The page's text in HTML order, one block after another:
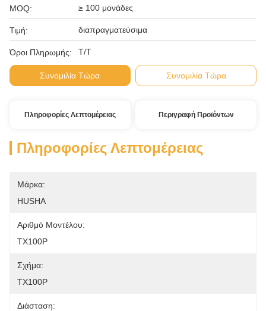
MOQ: ≥ 100 μονάδες
Τιμή: διαπραγματεύσιμα
Όροι Πληρωμής: Τ/Τ
Συνομιλία Τώρα Συνομιλία Τώρα
Πληροφορίες Λεπτομέρειας Περιγραφή Προϊόντων
Πληροφορίες Λεπτομέρειας
Μάρκα:
HUSHA
Αριθμό Μοντέλου:
TX100P
Σχήμα:
TX100P
Διάσταση: